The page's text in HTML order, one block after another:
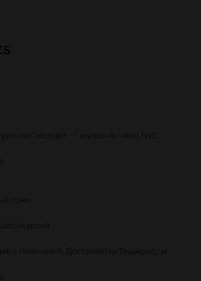
Calendar — мужские часы IWC.
кожа
с гарантией. Доставка по Ташкенту и